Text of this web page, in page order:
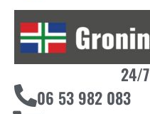
24/
06 53 982 083